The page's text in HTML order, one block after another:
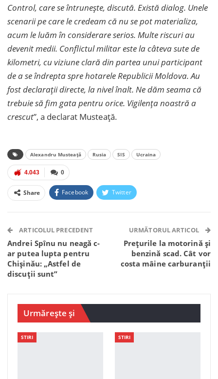
Control, care se întrunește, discută. Există dialog. Unele
scenarii pe care le credeam că nu se pot materializa,
acum le luăm în considerare serios. Multe riscuri au
devenit medii. Conflictul militar este la câteva sute de
kilometri, cu viziune clară din partea unui participant
de a se îndrepta spre hotarele Republicii Moldova. Au
fost declarații directe, la nivel înalt. Ne dăm seama că
trebuie să fim gata pentru orice. Vigilența noastră a
crescut”, a declarat Musteață.
Alexandru Musteață Rusia SIS Ucraina
0
4.043
Share Facebook Twitter
Telegram WhatsApp Viber
ARTICOLUL PRECEDENT
Andrei Spînu nu neagă c-
ar putea lupta pentru
Chișinău: „Astfel de
discuții sunt”
URMĂTORUL ARTICOL
Prețurile la motorină și
benzină scad. Cât vor
costa mâine carburanții
Urmărește și
STIRI STIRI